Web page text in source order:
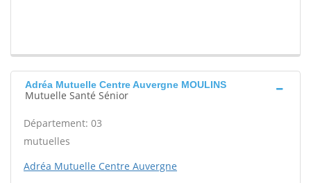
Adréa Mutuelle Centre Auvergne MOULINS
Mutuelle Santé Sénior
Département: 03
mutuelles
Adréa Mutuelle Centre Auvergne